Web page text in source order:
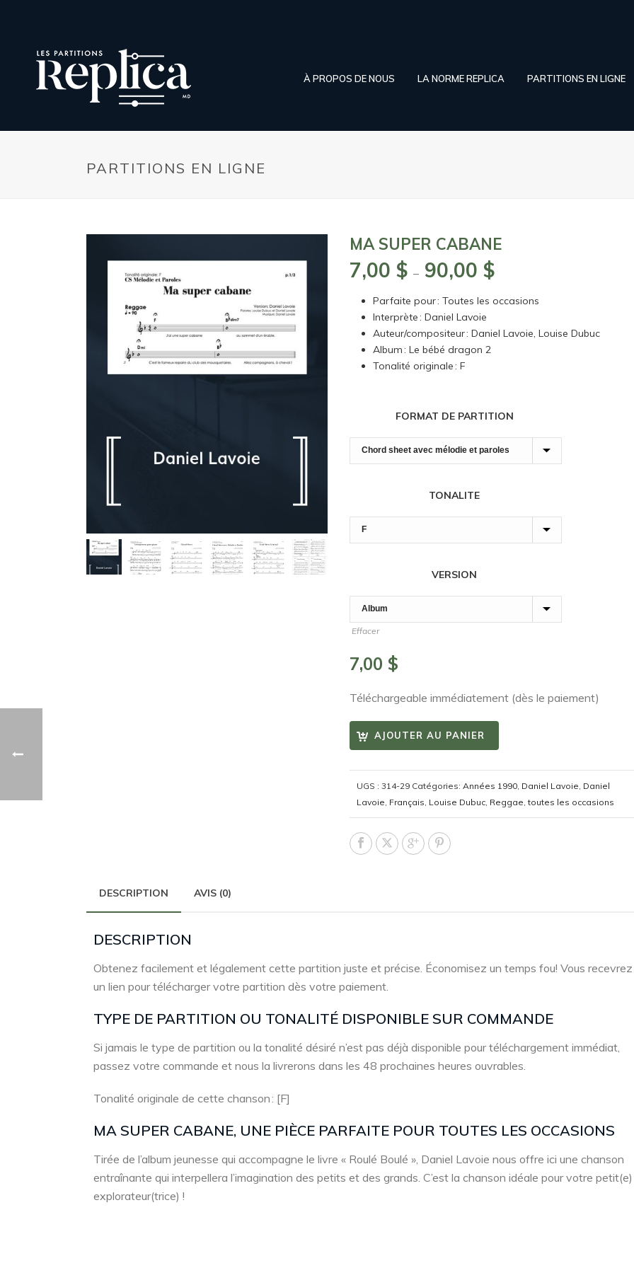
À PROPOS DE NOUS LA NORME REPLICA PARTITIONS EN LIGNE
PARTITIONS EN LIGNE
MA SUPER CABANE
7,00$ – 90,00$Plage
prix :
Parfaite pour : Toutes les occasions
Interprète : Daniel Lavoie
Auteur/compositeur : Daniel Lavoie, Louise Dubuc
Album : Le bébé dragon 2
Tonalité originale : F
FORMAT DE PARTITION
TONALITE
VERSION
Effacer
7,00 $
Téléchargeable immédiatement (dès le paiement)
AJOUTER AU PANIER
UGS :314-29 Catégories:Années 1990, Daniel Lavoie, Daniel
Lavoie, Français, Louise Dubuc, Reggae,toutes les occasions
DESCRIPTION AVIS (0)
DESCRIPTION
Obtenez facilement et légalement cette partition juste et précise. Économisez un temps fou! Vous recevrez
un lien pour télécharger votre partition dès votre paiement.
TYPE DE PARTITION OU TONALITÉ DISPONIBLE SUR COMMANDE
Si jamais le type de partition ou la tonalité désiré n’est pas déjà disponible pour téléchargement immédiat,
passez votre commande et nous la livrerons dans les 48 prochaines heures ouvrables.
Tonalité originale de cette chanson : [F]
MA SUPER CABANE, UNE PIÈCE PARFAITE POUR TOUTES LES OCCASIONS
Tirée de l’album jeunesse qui accompagne le livre « Roulé Boulé », Daniel Lavoie nous offre ici une chanson
entraînante qui interpellera l’imagination des petits et des grands. C’est la chanson idéale pour votre petit(e)
explorateur(trice) !